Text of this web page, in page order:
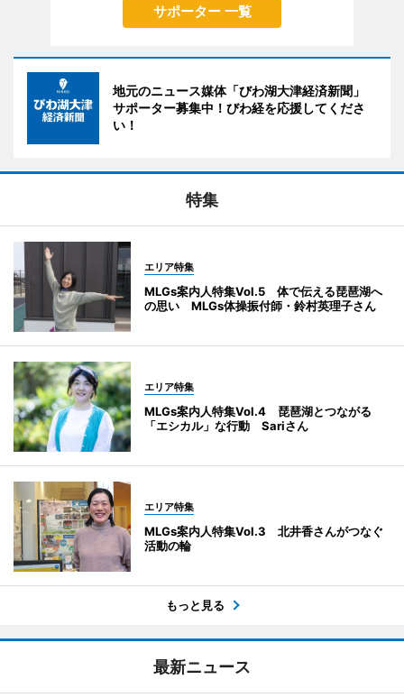
サポーター 一覧
地元のニュース媒体「びわ湖大津経済新聞」
サポーター募集中！びわ経を応援してくださ
い！
特集
エリア特集
MLGs案内人特集Vol.5 体で伝える琵琶湖へ
の思い MLGs体操振付師・鈴村英理子さん
エリア特集
MLGs案内人特集Vol.4 琵琶湖とつながる
「エシカル」な行動 Sariさん
エリア特集
MLGs案内人特集Vol.3 北井香さんがつなぐ
活動の輪
もっと見る
最新ニュース